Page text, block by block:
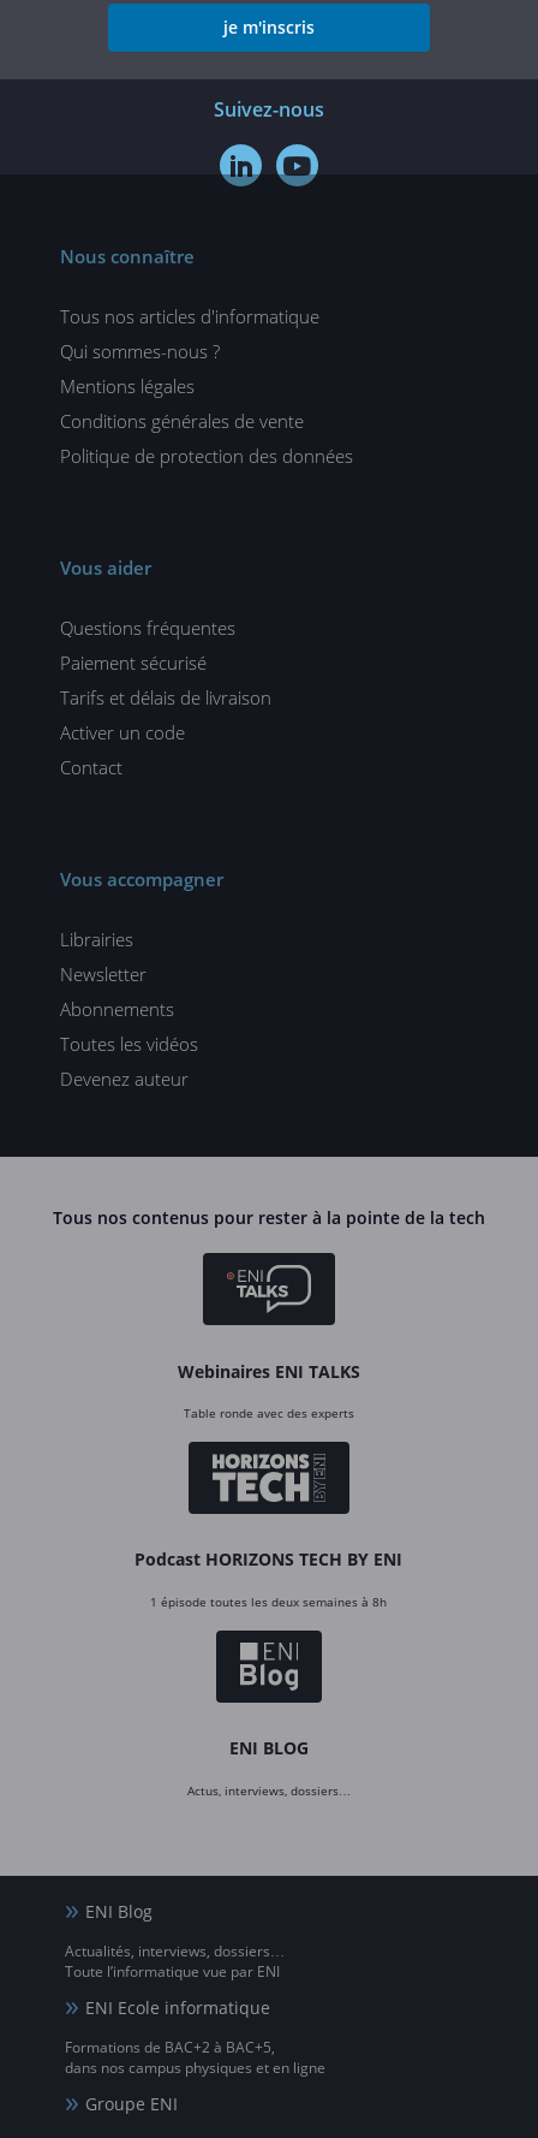
je m'inscris
Suivez-nous
 
Nous connaître
Tous nos articles d'informatique
Qui sommes-nous ?
Mentions légales
Conditions générales de vente
Politique de protection des données
Vous aider
Questions fréquentes
Paiement sécurisé
Tarifs et délais de livraison
Activer un code
Contact
Vous accompagner
Librairies
Newsletter
Abonnements
Toutes les vidéos
Devenez auteur
Tous nos contenus pour rester à la pointe de la tech
Webinaires ENI TALKS
Table ronde avec des experts
Podcast HORIZONS TECH BY ENI
1 épisode toutes les deux semaines à 8h
ENI BLOG
Actus, interviews, dossiers…
ENI Blog
Actualités, interviews, dossiers…
Toute l’informatique vue par ENI
ENI Ecole informatique
Formations de BAC+2 à BAC+5,
dans nos campus physiques et en ligne
Groupe ENI